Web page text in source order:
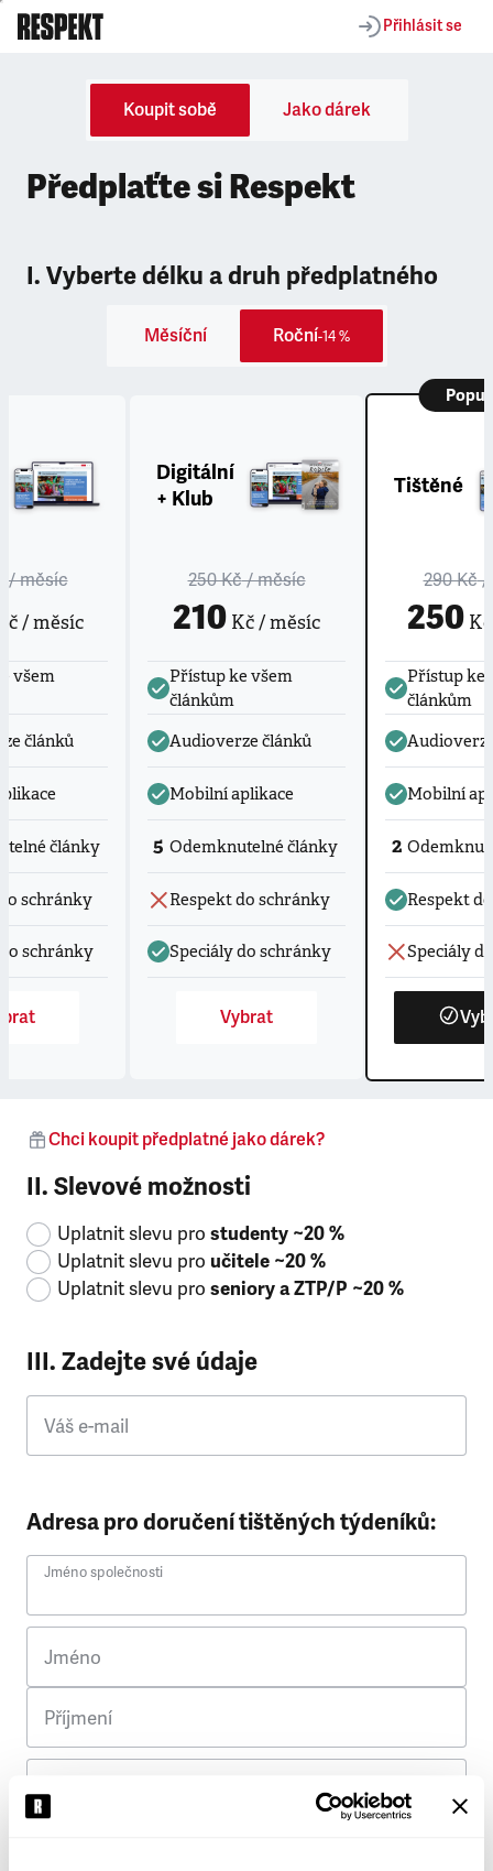
Přihlásit se
Koupit sobě Jako dárek
Předplaťte si Respekt
I. Vyberte délku a druh předplatného
Měsíční Roční-14 %
/ měsíc
/ měsíc
všem
článků
články
schránky
schránky
Digitální
+ Klub
250 Kč/ měsíc
210 Kč / měsíc
Přístup ke všem
článkům
Audioverze článků
Mobilní aplikace
5 Odemknutelné články
Respekt do schránky
Speciály do schránky
Vybrat
Tištěné
290 Kč/
250Kč
Přístup ke
článkům
Mobilní
2
Respekt
Speciály
Chci koupit předplatné jako dárek?
II. Slevové možnosti
Uplatnit slevu pro studenty ~20 %
Uplatnit slevu pro učitele ~20 %
Uplatnit slevu pro seniory a ZTP/P ~20 %
III. Zadejte své údaje
Váš e-mail
Adresa pro doručení tištěných týdeníků:
Jméno společnosti
Jméno
Příjmení
Ulice